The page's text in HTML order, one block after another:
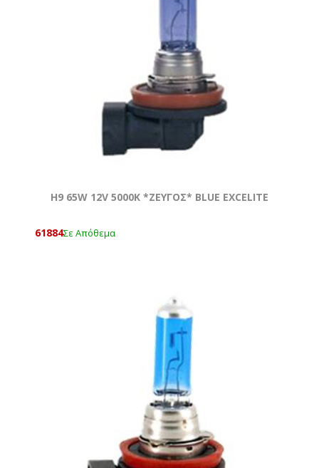
H9 65W 12V 5000Κ *ZEYΓOΣ* BLUE EXCELITE
61884Σε Απόθεμα